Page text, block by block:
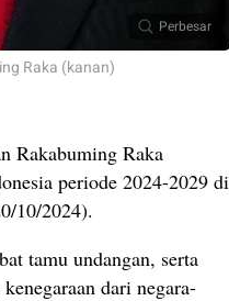
Perbesar
Raka (kanan)
Rakabuming Raka
periode 2024-2029 di
10/2024).
tamu undangan, serta
dari negara-